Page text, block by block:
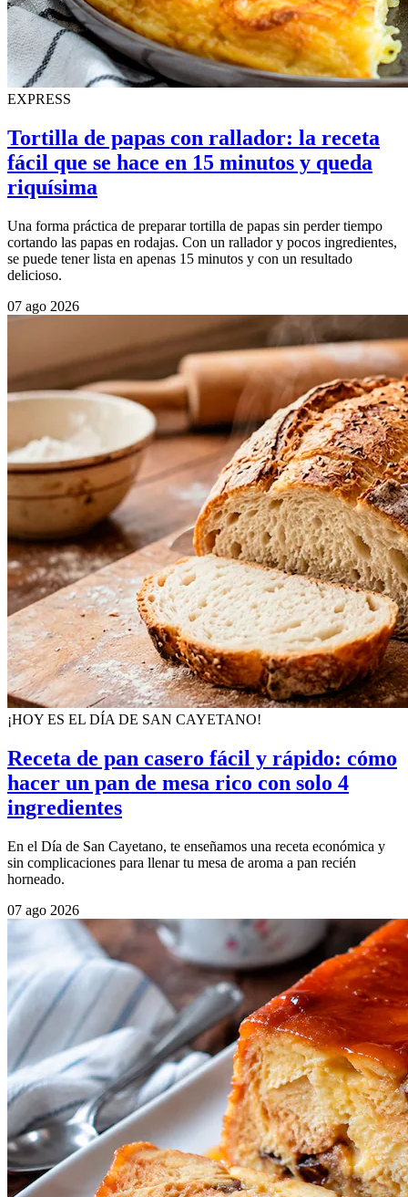
EXPRESS
Tortilla de papas con rallador: la receta
fácil que se hace en 15 minutos y queda
riquísima
Una forma práctica de preparar tortilla de papas sin perder tiempo
cortando las papas en rodajas. Con un rallador y pocos ingredientes,
se puede tener lista en apenas 15 minutos y con un resultado
delicioso.
07 ago 2026
¡HOY ES EL DÍA DE SAN CAYETANO!
Receta de pan casero fácil y rápido: cómo
hacer un pan de mesa rico con solo 4
ingredientes
En el Día de San Cayetano, te enseñamos una receta económica y
sin complicaciones para llenar tu mesa de aroma a pan recién
horneado.
07 ago 2026